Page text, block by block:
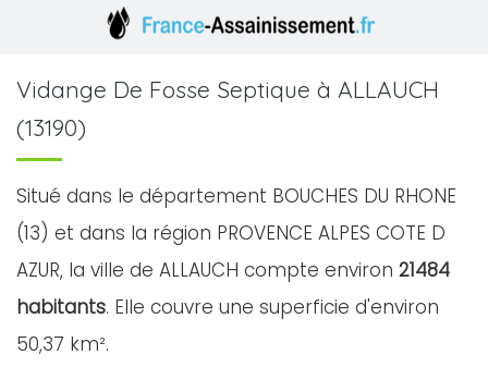
Vidange De Fosse Septique à ALLAUCH
(13190)
Situé dans le département BOUCHES DU RHONE
(13) et dans la région PROVENCE ALPES COTE D
AZUR, la ville de ALLAUCH compte environ 21484
habitants. Elle couvre une superficie d'environ
50,37 km².